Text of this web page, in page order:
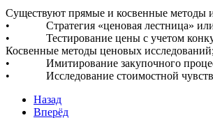
Существуют прямые и косвенные методы
• Стратегия «ценовая лестница» или
• Тестирование цены с учетом
Косвенные методы ценовых исследований;
• Имитирование закупочного
• Исследование стоимостной
Назад
Вперёд